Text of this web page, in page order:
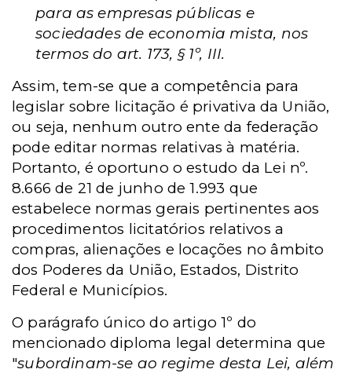
para as empresas públicas e
sociedades de economia mista, nos
termos do art. 173, § 1º, III.
Assim, tem-se que a competência para
legislar sobre licitação é privativa da União,
ou seja, nenhum outro ente da federação
pode editar normas relativas à matéria.
Portanto, é oportuno o estudo da Lei nº.
8.666 de 21 de junho de 1.993 que
estabelece normas gerais pertinentes aos
procedimentos licitatórios relativos a
compras, alienações e locações no âmbito
dos Poderes da União, Estados, Distrito
Federal e Municípios.
O parágrafo único do artigo 1º do
mencionado diploma legal determina que
"subordinam-se ao regime desta Lei, além